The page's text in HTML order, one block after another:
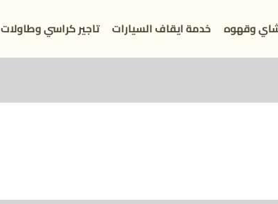
وقهوه خدمة ايقاف السيارات تاجير كراسي وطاولات